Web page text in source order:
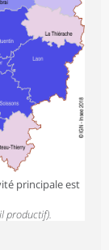
principale est
productif).